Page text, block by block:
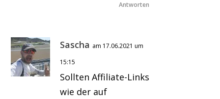
Antworten
Sascha am 17.06.2021 um
15:15
Sollten Affiliate-Links
wie der auf